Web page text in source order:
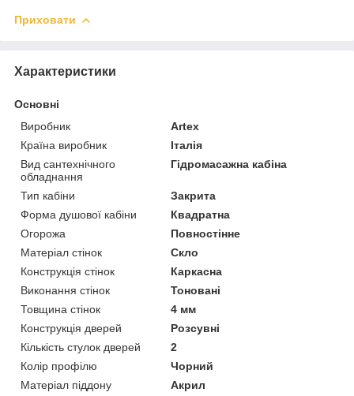
Приховати
Характеристики
Основні
Виробник
Artex
Країна виробник
Італія
Вид сантехнічного
обладнання
Гідромасажна кабіна
Тип кабіни
Закрита
Форма душової кабіни
Квадратна
Огорожа
Повностінне
Матеріал стінок
Скло
Конструкція стінок
Каркасна
Виконання стінок
Тоновані
Товщина стінок
4 мм
Конструкція дверей
Розсувні
Кількість стулок дверей
2
Колір профілю
Чорний
Матеріал піддону
Акрил